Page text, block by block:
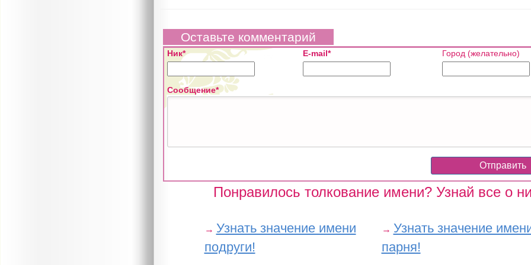
Оставьте комментарий
Ник* E-mail* Город (желательно)
Сообщение*
Понравилось толкование имени? Узнай все о
→ Узнать значение имени
подруги!
→ Узнать значение
парня!